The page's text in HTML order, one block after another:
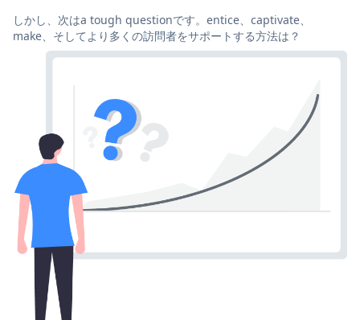
しかし、次はa tough questionです。entice、captivate、
make、そしてより多くの訪問者をサポートする方法は？